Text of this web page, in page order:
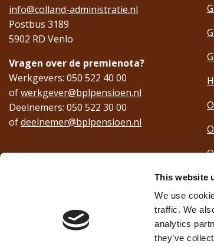
This website
We use
traffic. We
analytics
they’ve
info@colland-administratie.nl
Postbus 3189
5902 RD Venlo
Vragen over de premienota?
Werkgevers: 050 522 40 00
ofwerkgever@bplpensioen.nl
Deelnemers: 050 522 30 00
ofdeelnemer@bplpensioen.nl